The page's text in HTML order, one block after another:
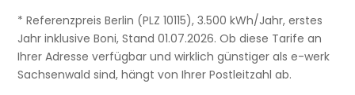
* Referenzpreis Berlin (PLZ 10115), 3.500 kWh/Jahr, erstes
Jahr inklusive Boni, Stand 01.07.2026. Ob diese Tarife an
Ihrer Adresse verfügbar und wirklich günstiger als e-werk
Sachsenwald sind, hängt von Ihrer Postleitzahl ab.